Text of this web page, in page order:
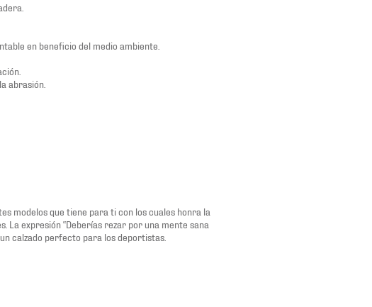
en beneficio del medio ambiente.
abrasión.
modelos que tiene para ti con los cuales honra la
La expresión “Deberías rezar por una mente sana
calzado perfecto para los deportistas.